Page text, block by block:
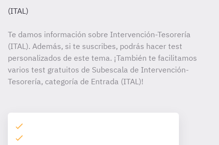
(ITAL)
Te damos información sobre Intervención-Tesorería
(ITAL). Además, si te suscribes, podrás hacer test
personalizados de este tema. ¡También te facilitamos
varios test gratuitos de Subescala de Intervención-
Tesorería, categoría de Entrada (ITAL)!